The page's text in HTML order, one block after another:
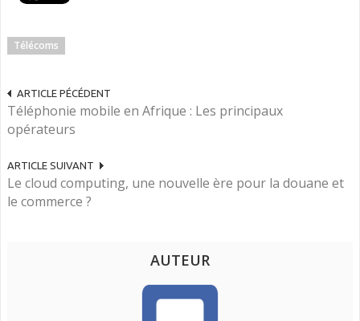
Télécoms
ARTICLE PÉCÉDENT
Téléphonie mobile en Afrique : Les principaux
opérateurs
ARTICLE SUIVANT
Le cloud computing, une nouvelle ère pour la douane et
le commerce ?
AUTEUR